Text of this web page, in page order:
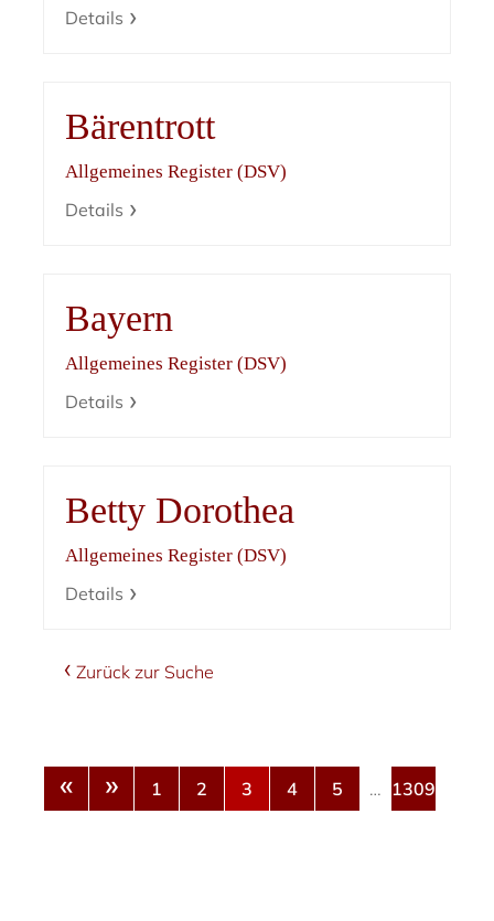
Details
Bärentrott
Allgemeines Register (DSV)
Details
Bayern
Allgemeines Register (DSV)
Details
Betty Dorothea
Allgemeines Register (DSV)
Details
Zurück zur Suche
« » 1 2 3 4 5 … 1309